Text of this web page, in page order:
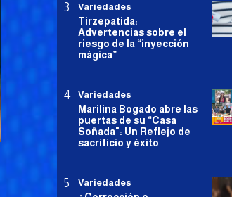
Variedades
Tirzepatida:
Advertencias sobre el
riesgo de la “inyección
mágica”
Variedades
Marilina Bogado abre las
puertas de su “Casa
Soñada": Un Reflejo de
sacrificio y éxito
Variedades